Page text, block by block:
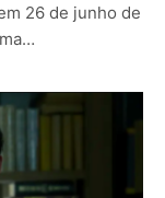
26 de junho de